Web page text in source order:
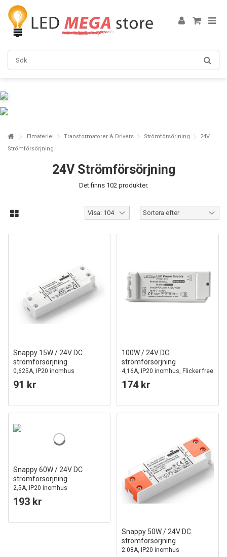
Elmateriel Transformatorer & Drivers Strömförsörjning
24V
Strömförsörjning
24V Strömförsörjning
Det finns 102 produkter.
Snappy 15W / 24V DC
strömförsörjning
0,625A, IP20 inomhus
91 kr
100W / 24V DC
strömförsörjning
4,16A, IP20 inomhus, Flicker free
174 kr
Snappy 60W / 24V DC
strömförsörjning
2,5A, IP20 inomhus
193 kr
Snappy 50W / 24V DC
strömförsörjning
2.08A, IP20 inomhus